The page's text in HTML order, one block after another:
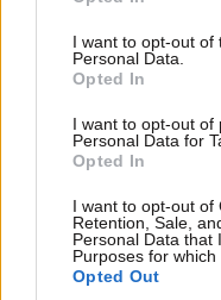
use your data for below
consent section.
I want to opt-out of
Personal Data.
Opted In
I want to opt-out of
Personal Data for
Opted In
I want to opt-out of
Retention, Sale,
Personal Data that
Purposes for which
Opted Out
ΣΧΌΛΙΑ
ΠΡΟΣΘΕΣΤΕ ΤΟ